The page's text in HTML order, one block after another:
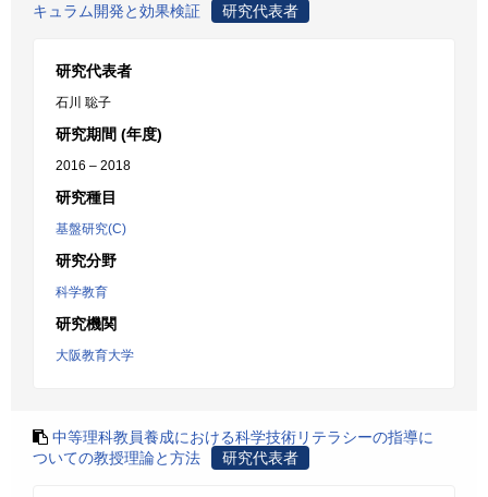
キュラム開発と効果検証
研究代表者
研究代表者
石川 聡子
研究期間 (年度)
2016 – 2018
研究種目
基盤研究(C)
研究分野
科学教育
研究機関
大阪教育大学
中等理科教員養成における科学技術リテラシーの指導に
ついての教授理論と方法
研究代表者